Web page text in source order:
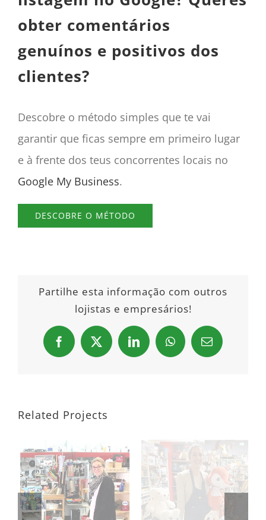
obter comentários
genuínos e positivos dos
clientes?
Descobre o método simples que te vai
garantir que ficas sempre em primeiro lugar
e à frente dos teus concorrentes locais no
Google My Business.
DESCOBRE O MÉTODO
Partilhe esta informação com outros
lojistas e empresários!
Facebook
X LinkedInWhatsAppEmail
Related Projects